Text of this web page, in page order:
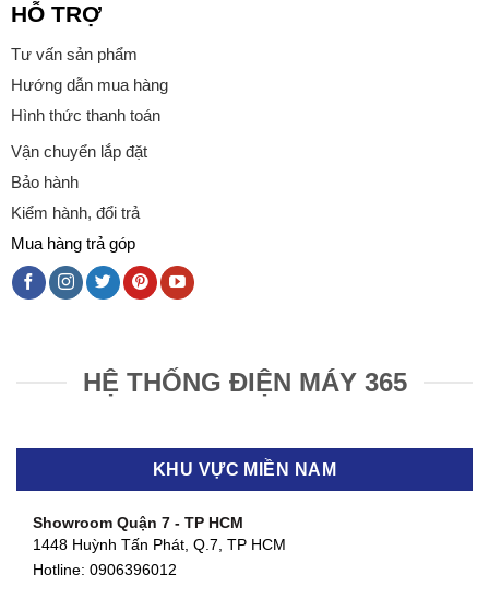
HỖ TRỢ
Tư vấn sản phẩm
Hướng dẫn mua hàng
Hình thức thanh toán
Vận chuyển lắp đặt
Bảo hành
Kiểm hành, đổi trả
Mua hàng trả góp
HỆ THỐNG ĐIỆN MÁY 365
KHU VỰC MIỀN NAM
Showroom Quận 7 - TP HCM
1448 Huỳnh Tấn Phát, Q.7, TP HCM
Hotline: 0906396012